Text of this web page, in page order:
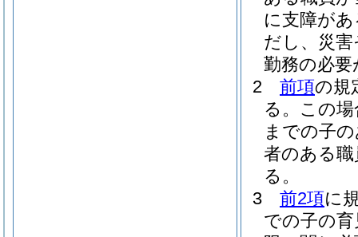
に支障が
だし、災
勤務の必
2
前項の規
る。 この
までの子
者のある
る。
3
前2項に
での子の